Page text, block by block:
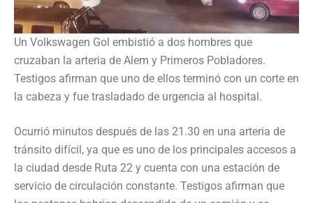
Un Volkswagen Gol embistió a dos hombres que
cruzaban la arteria de Alem y Primeros Pobladores.
Testigos afirman que uno de ellos terminó con un corte en
la cabeza y fue trasladado de urgencia al hospital.
Ocurrió minutos después de las 21.30 en una arteria de
tránsito difícil, ya que es uno de los principales accesos a
la ciudad desde Ruta 22 y cuenta con una estación de
servicio de circulación constante. Testigos afirman que